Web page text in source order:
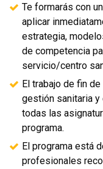
Te formarás con
aplicar
estrategia,
de competencia
servicio/centro
El trabajo de fin
gestión sanitaria y
todas las
programa.
El programa está
profesionales